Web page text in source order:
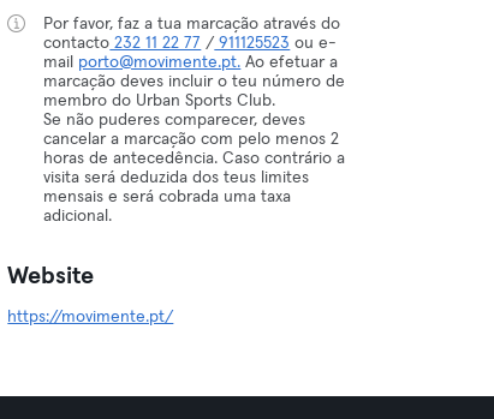
Por favor, faz a tua marcação através do
contacto 232 11 22 77 / 911125523 ou e-
mail porto@movimente.pt. Ao efetuar a
marcação deves incluir o teu número de
membro do Urban Sports Club.
Se não puderes comparecer, deves
cancelar a marcação com pelo menos 2
horas de antecedência. Caso contrário a
visita será deduzida dos teus limites
mensais e será cobrada uma taxa
adicional.
Website
https://movimente.pt/